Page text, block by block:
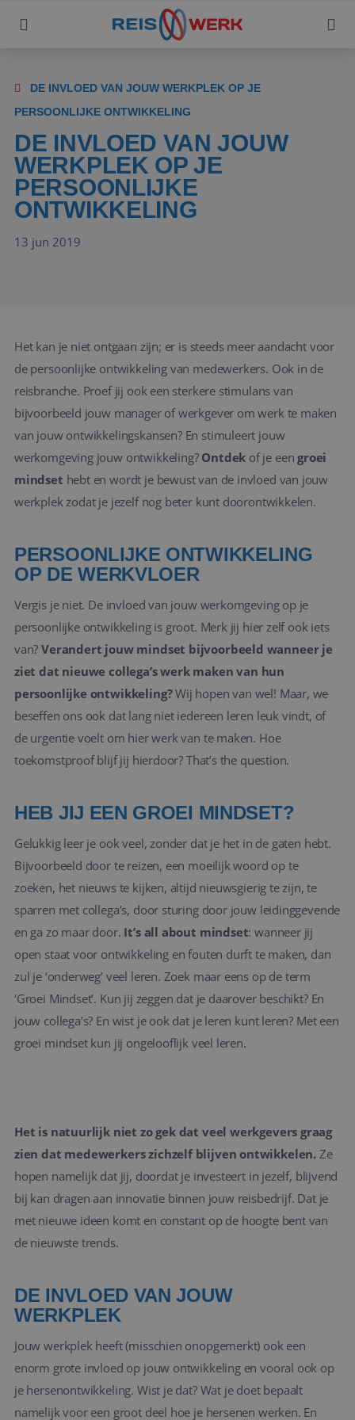
DE INVLOED VAN JOUW WERKPLEK OP JE
PERSOONLIJKE ONTWIKKELING
DE INVLOED VAN JOUW
WERKPLEK OP JE
PERSOONLIJKE
ONTWIKKELING
13 jun 2019
Het kan je niet ontgaan zijn; er is steeds meer aandacht voor
de persoonlijke ontwikkeling van medewerkers. Ook in de
reisbranche. Proef jij ook een sterkere stimulans van
bijvoorbeeld jouw manager of werkgever om werk te maken
van jouw ontwikkelingskansen? En stimuleert jouw
werkomgeving jouw ontwikkeling? Ontdek of je eengroei
mindset hebt en wordt je bewust van de invloed van jouw
werkplek zodat je jezelf nog beter kunt doorontwikkelen.
PERSOONLIJKE ONTWIKKELING
OP DE WERKVLOER
Vergis je niet. De invloed van jouw werkomgeving op je
persoonlijke ontwikkeling is groot. Merk jij hier zelf ook iets
van?Verandert jouw mindset bijvoorbeeld wanneer je
ziet dat nieuwe collega’s werk maken van hun
persoonlijke ontwikkeling?Wij hopen van wel! Maar, we
beseffen ons ook dat lang niet iedereen leren leuk vindt, of
de urgentie voelt om hier werk van te maken. Hoe
toekomstproof blijf jij hierdoor? That’s the question.
HEB JIJ EEN GROEI MINDSET?
Gelukkig leer je ook veel, zonder dat je het in de gaten hebt.
Bijvoorbeeld door te reizen, een moeilijk woord op te
zoeken, het nieuws te kijken, altijd nieuwsgierig te zijn, te
sparren met collega’s, door sturing door jouw leidinggevende
en ga zo maar door. It’s all about mindset: wanneer jij
open staat voor ontwikkeling en fouten durft te maken, dan
zul je ‘onderweg’ veel leren. Zoek maar eens op de term
‘Groei Mindset’. Kun jij zeggen dat je daarover beschikt? En
jouw collega’s? En wist je ook dat je leren kunt leren? Met een
groei mindset kun jij ongelooflijk veel leren.
Het is natuurlijk niet zo gek dat veel werkgevers graag
zien dat medewerkers zichzelf blijven ontwikkelen. Ze
hopen namelijk dat jij, doordat je investeert in jezelf, blijvend
bij kan dragen aan innovatie binnen jouw reisbedrijf. Dat je
met nieuwe ideen komt en constant op de hoogte bent van
de nieuwste trends.
DE INVLOED VAN JOUW
WERKPLEK
Jouw werkplek heeft (misschien onopgemerkt) ook een
enorm grote invloed op jouw ontwikkeling en vooral ook op
je hersenontwikkeling. Wist je dat? Wat je doet bepaalt
namelijk voor een groot deel hoe je hersenen werken. En